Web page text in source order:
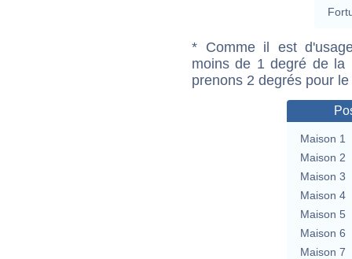
* Comme il est
moins de 1 degré de la
prenons 2 degrés pour
Maison 1
Maison 2
Maison 3
Maison 4
Maison 5
Maison 6
Maison 7